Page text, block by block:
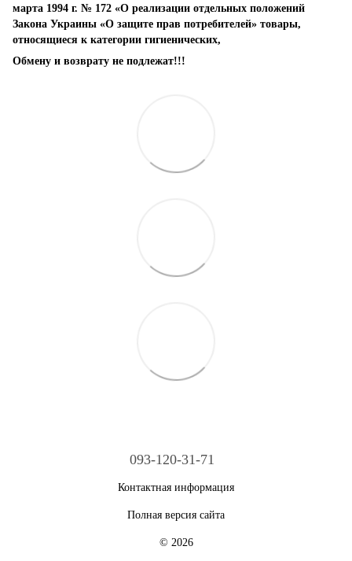
марта 1994 г. № 172 «О реализации отдельных положений
Закона Украины «О защите прав потребителей» товары,
относящиеся к категории гигиенических,
Обмену и возврату не подлежат!!!
093-120-31-71
Контактная информация
Полная версия сайта
© 2026